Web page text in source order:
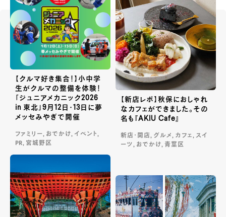
【クルマ好き集合！】小中学
生がクルマの整備を体験！
「ジュニアメカニック2026
in 東北」9月12日・13日に夢
メッセみやぎで開催
ファミリー, おでかけ, イベント,
PR, 宮城野区
【新店レポ】秋保におしゃれ
なカフェができました。その
名も『AKIU Cafe』
新店・開店, グルメ, カフェ, スイ
ーツ, おでかけ, 青葉区